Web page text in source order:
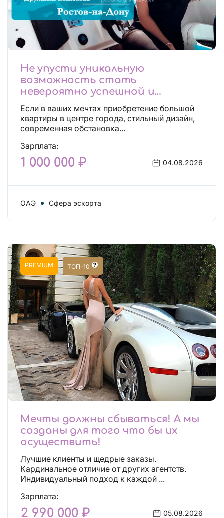
Не упусти уникальную
возможность стать
невероятно успешной и
независимой!
Если в ваших мечтах приобретение большой
квартиры в центре города, стильный дизайн,
современная обстановка...
Зарплата:
1 000 000 ₽ 04.08.2026
ОАЭ Сфера эскорта
PREMIUM ТОП-10
Мечты должны сбываться! А мы
созданы для того что бы их
осуществить!
Лучшие клиенты и щедрые заказы.
Кардинальное отличие от других агентств.
Индивидуальный подход к каждой ...
Зарплата:
2 990 000 ₽ 05.08.2026